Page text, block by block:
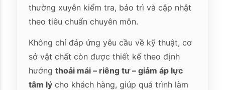
thường xuyên kiểm tra, bảo trì và cập nhật
theo tiêu chuẩn chuyên môn.
Không chỉ đáp ứng yêu cầu về kỹ thuật, cơ
sở vật chất còn được thiết kế theo định
hướngthoải mái – riêng tư – giảm áp lực
tâm lý cho khách hàng, giúp quá trình làm